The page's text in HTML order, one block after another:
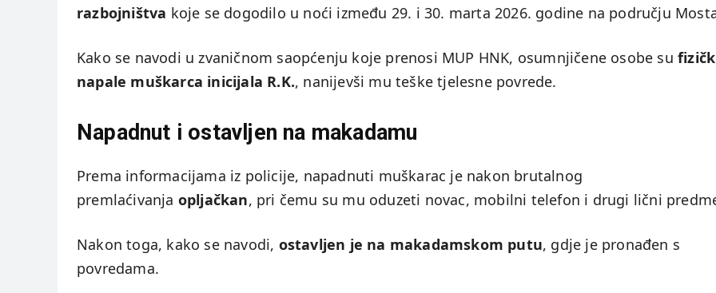
razbojništva koje se dogodilo u noći između 29. i 30. marta 2026. godine na području
Kako se navodi u zvaničnom saopćenju koje prenosi MUP HNK, osumnjičene osobe su
napale muškarca inicijala R.K., nanijevši mu teške tjelesne povrede.
Napadnut i ostavljen na makadamu
Prema informacijama iz policije, napadnuti muškarac je nakon brutalnog
premlaćivanja opljačkan, pri čemu su mu oduzeti novac, mobilni telefon i drugi lični
Nakon toga, kako se navodi, ostavljen je na makadamskom putu, gdje je pronađen s
povredama.